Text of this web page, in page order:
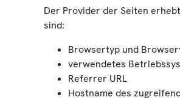
Der Provider der Seiten
sind:
Browsertyp und
verwendetes
Referrer URL
Hostname des